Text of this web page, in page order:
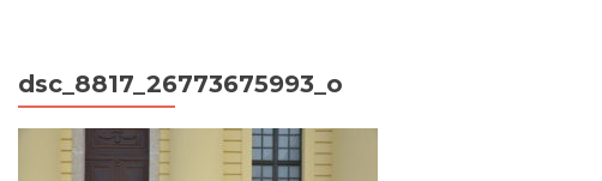
dsc_8817_26773675993_o